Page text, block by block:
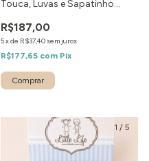
Touca, Luvas e Sapatinho
R$187,00
5xde R$37,40 sem juros
R$177,65 com Pix
Comprar
1 / 5